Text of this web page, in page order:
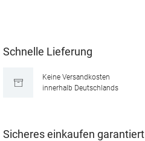
Schnelle Lieferung
Keine Versandkosten
innerhalb Deutschlands
Sicheres einkaufen garantiert